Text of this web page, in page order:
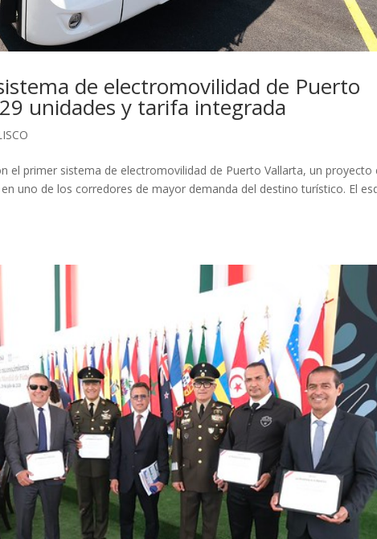
de electromovilidad de Puerto
unidades y tarifa integrada
el primer sistema de electromovilidad de Puerto Vallarta, un proyecto
uno de los corredores de mayor demanda del destino turístico. El